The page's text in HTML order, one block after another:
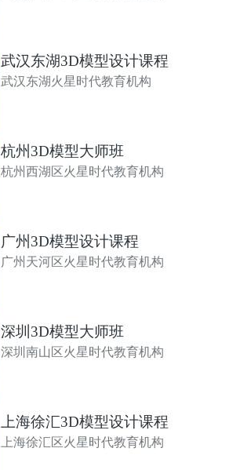
武汉东湖3D模型设计课程
武汉东湖火星时代教育机构
杭州3D模型大师班
杭州西湖区火星时代教育机构
广州3D模型设计课程
广州天河区火星时代教育机构
深圳3D模型大师班
深圳南山区火星时代教育机构
上海徐汇3D模型设计课程
上海徐汇区火星时代教育机构